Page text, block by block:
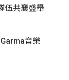
伍共襄盛舉
音樂